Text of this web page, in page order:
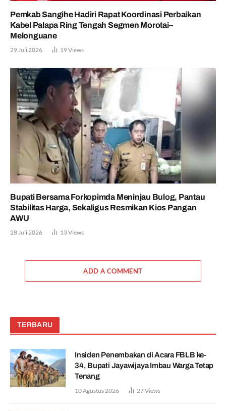
Pemkab Sangihe Hadiri Rapat Koordinasi Perbaikan
Kabel Palapa Ring Tengah Segmen Morotai–
Melonguane
29 Juli 2026 19Views
Bupati Bersama Forkopimda Meninjau Bulog, Pantau
Stabilitas Harga, Sekaligus Resmikan Kios Pangan
AWU
28 Juli 2026 13Views
ADD A COMMENT
TERBARU
Insiden Penembakan di Acara FBLB ke-
34, Bupati Jayawijaya Imbau Warga Tetap
Tenang
10 Agustus 2026 27Views